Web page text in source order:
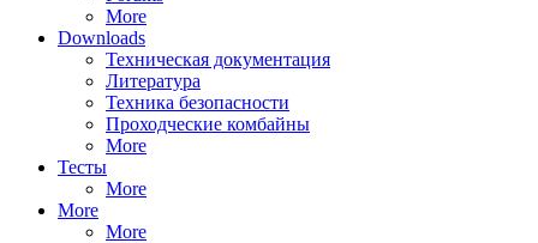
More
Downloads
Техническая документация
Литература
Техника безопасности
Проходческие комбайны
More
Тесты
More
More
More